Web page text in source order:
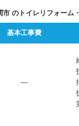
のトイレリフォーム
基本工事費
―